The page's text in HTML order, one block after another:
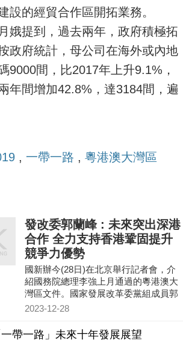
設的經貿合作區開拓業務。
娥提到，過去兩年，政府積極拓
政府統計，母公司在海外或內地
9000間，比2017年上升9.1%，
年間增加42.8%，達3184間，遍
, 一帶一路 , 粵港澳大灣區
發改委郭蘭峰 : 未來突出深港
合作 全力支持香港鞏固提升
競爭力優勢
國新辦今(28日)在北京舉行記者會，介
紹國務院總理李強上月通過的粵港澳大
灣區文件。國家發展改革委黨組成員郭
蘭峰表示，今次通過的文件與之前出台
2023-12-28
帶一路」未來十年發展展望